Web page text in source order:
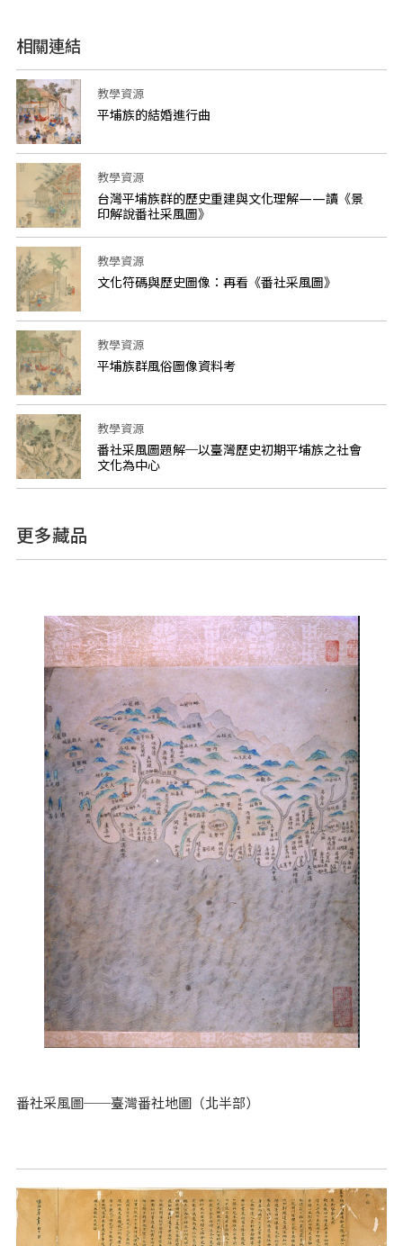
相關連結
教學資源
平埔族的結婚進行曲
教學資源
台灣平埔族群的歷史重建與文化理解——讀《景
印解說番社采風圖》
教學資源
文化符碼與歷史圖像：再看《番社采風圖》
教學資源
平埔族群風俗圖像資料考
教學資源
番社采風圖題解─以臺灣歷史初期平埔族之社會
文化為中心
更多藏品
番社采風圖──臺灣番社地圖（北半部）